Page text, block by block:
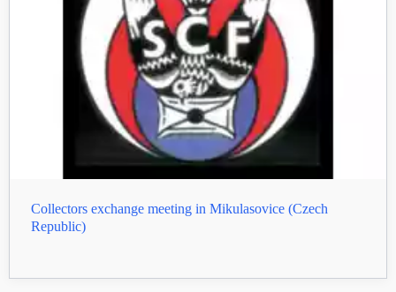
Collectors exchange meeting in Mikulasovice (Czech
Republic)